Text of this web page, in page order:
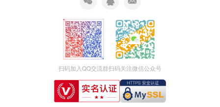
扫码加入QQ交流群扫码关注微信公众号